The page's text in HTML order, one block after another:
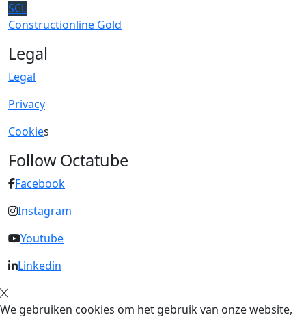
SCL
Constructionline Gold
Legal
Legal
Privacy
Cookies
Follow Octatube
Facebook
Instagram
Youtube
Linkedin
We gebruiken cookies om het gebruik van onze website,